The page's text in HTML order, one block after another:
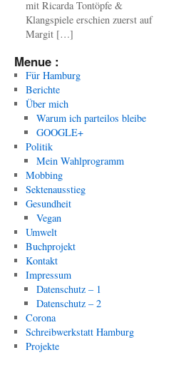
mit Ricarda Tontöpfe &
Klangspiele erschien zuerst auf
Margit […]
Menue :
Für Hamburg
Berichte
Über mich
Warum ich parteilos bleibe
GOOGLE+
Politik
Mein Wahlprogramm
Mobbing
Sektenausstieg
Gesundheit
Vegan
Umwelt
Buchprojekt
Kontakt
Impressum
Datenschutz – 1
Datenschutz – 2
Corona
Schreibwerkstatt Hamburg
Projekte